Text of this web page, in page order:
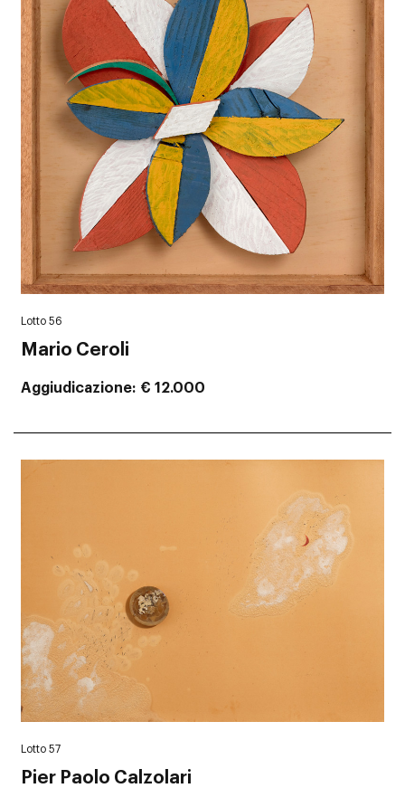
Lotto 56
Mario Ceroli
Aggiudicazione € 12.000
Lotto 57
Pier Paolo Calzolari